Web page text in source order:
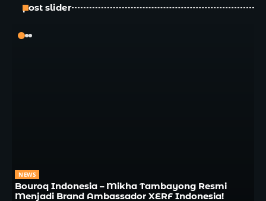
post slider
NEWS
Bouroq Indonesia – Mikha Tambayong Resmi
Menjadi Brand Ambassador XERF Indonesia!